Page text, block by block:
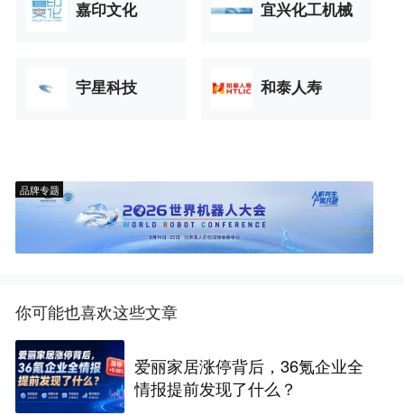
嘉印文化 宜兴化工机械
宇星科技 和泰人寿
品牌专题
你可能也喜欢这些文章
爱丽家居涨停背后，36氪企业全
情报提前发现了什么？